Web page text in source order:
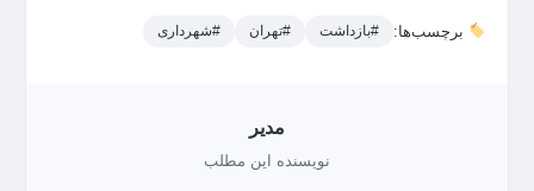
برچسب‌ها: #بازداشت #تهران #شهرداری
مدیر
نویسنده این مطلب